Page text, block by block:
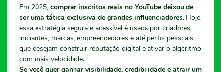
Em 2025, comprar inscritos reais no YouTube deixou de
ser uma tática exclusiva de grandes influenciadores. Hoje,
essa estratégia segura e acessível é usada por criadores
iniciantes, marcas, empreendedores e até perfis pessoais
que desejam construir reputação digital e ativar o algoritmo
com mais velocidade.
Se você quer ganhar visibilidade, credibilidade e atrair um